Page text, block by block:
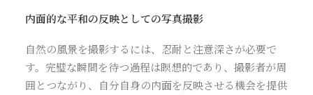
内面的な平和の反映としての写真撮影
自然の風景を撮影するには、忍耐と注意深さが必要で
す。完璧な瞬間を待つ過程は瞑想的であり、撮影者が周
囲とつながり、自分自身の内面を反映させる機会を提供